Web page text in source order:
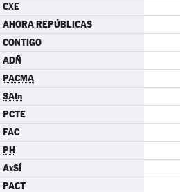
CXE
AHORA REPÚBLICAS
CONTIGO
ADÑ
PACMA
SAIn
PCTE
FAC
PH
AxSÍ
PACT